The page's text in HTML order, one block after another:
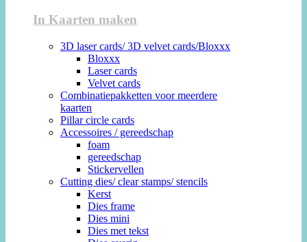
In Kaarten maken
3D laser cards/ 3D velvet cards/Bloxxx
Bloxxx
Laser cards
Velvet cards
Combinatiepakketten voor meerdere
kaarten
Pillar circle cards
Accessoires / gereedschap
foam
gereedschap
Stickervellen
Cutting dies/ clear stamps/ stencils
Kerst
Dies frame
Dies mini
Dies met tekst